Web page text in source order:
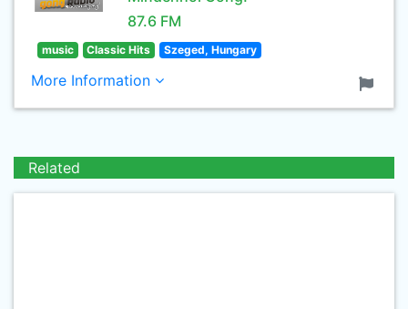
87.6 FM
music Classic Hits Szeged, Hungary
More Information
Related